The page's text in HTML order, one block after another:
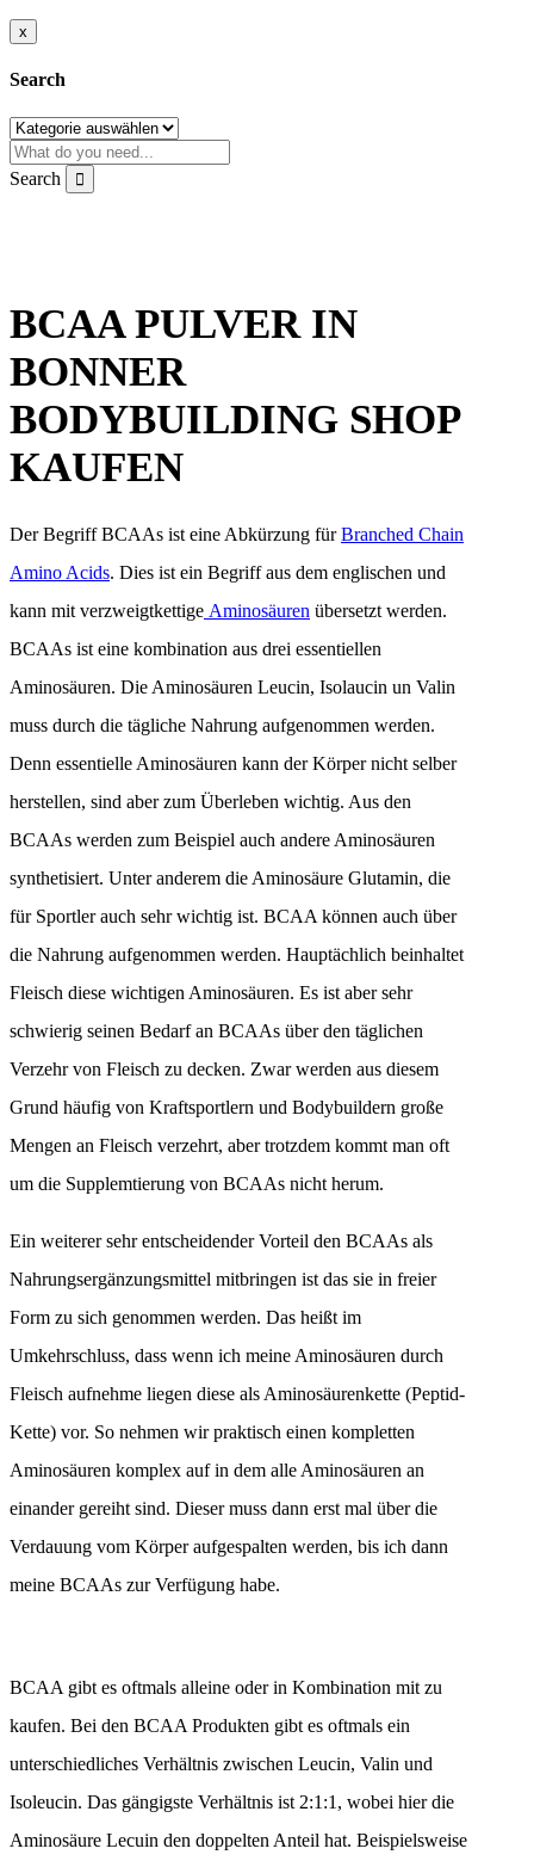
x
Search
Search
BCAA PULVER IN
BONNER
BODYBUILDING SHOP
KAUFEN
Der Begriff BCAAs ist eine Abkürzung fürBranched Chain
Amino Acids. Dies ist ein Begriff aus dem englischen und
kann mit verzweigtkettige Aminosäuren übersetzt werden.
BCAAs ist eine kombination aus drei essentiellen
Aminosäuren. Die Aminosäuren Leucin, Isolaucin un Valin
muss durch die tägliche Nahrung aufgenommen werden.
Denn essentielle Aminosäuren kann der Körper nicht selber
herstellen, sind aber zum Überleben wichtig. Aus den
BCAAs werden zum Beispiel auch andere Aminosäuren
synthetisiert. Unter anderem die Aminosäure Glutamin, die
für Sportler auch sehr wichtig ist. BCAA können auch über
die Nahrung aufgenommen werden. Hauptächlich beinhaltet
Fleisch diese wichtigen Aminosäuren. Es ist aber sehr
schwierig seinen Bedarf an BCAAs über den täglichen
Verzehr von Fleisch zu decken. Zwar werden aus diesem
Grund häufig von Kraftsportlern und Bodybuildern große
Mengen an Fleisch verzehrt, aber trotzdem kommt man oft
um die Supplemtierung von BCAAs nicht herum.
Ein weiterer sehr entscheidender Vorteil den BCAAs als
Nahrungsergänzungsmittel mitbringen ist das sie in freier
Form zu sich genommen werden. Das heißt im
Umkehrschluss, dass wenn ich meine Aminosäuren durch
Fleisch aufnehme liegen diese als Aminosäurenkette (Peptid-
Kette) vor. So nehmen wir praktisch einen kompletten
Aminosäuren komplex auf in dem alle Aminosäuren an
einander gereiht sind. Dieser muss dann erst mal über die
Verdauung vom Körper aufgespalten werden, bis ich dann
meine BCAAs zur Verfügung habe.
BCAA gibt es oftmals alleine oder in Kombination mit zu
kaufen. Bei den BCAA Produkten gibt es oftmals ein
unterschiedliches Verhältnis zwischen Leucin, Valin und
Isoleucin. Das gängigste Verhältnis ist 2:1:1, wobei hier die
Aminosäure Lecuin den doppelten Anteil hat. Beispielsweise